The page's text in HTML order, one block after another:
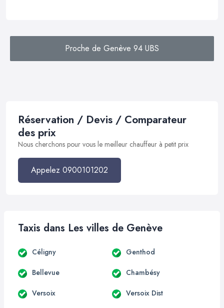
Proche de Genève 94 UBS
Réservation / Devis / Comparateur
des prix
Nous cherchons pour vous le meilleur chauffeur à petit prix
Appelez 0900101202
Taxis dans Les villes de Genève
Céligny Genthod
Bellevue Chambésy
Versoix Versoix Dist